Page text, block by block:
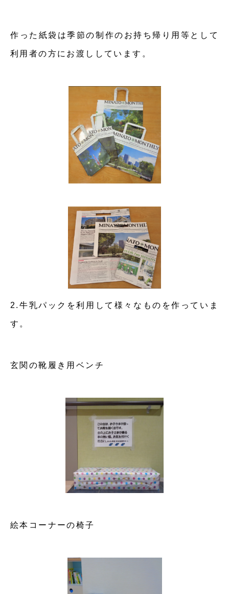
作った紙袋は季節の制作のお持ち帰り用等として
利用者の方にお渡ししています。
2.牛乳パックを利用して様々なものを作っていま
す。
玄関の靴履き用ベンチ
絵本コーナーの椅子